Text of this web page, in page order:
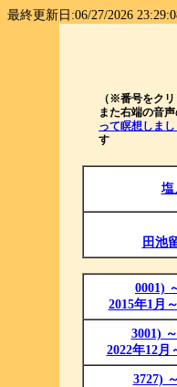
最終更新日:06/27/2026
（※番号をク
また右端の音
って瞑想しまし
す
塩
田池
0001)
2015年1月
3001) ～
2022年12月
3727) ～